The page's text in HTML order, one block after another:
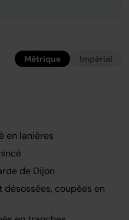
Métrique Impérial
en lanières
de Dijon
coupées en